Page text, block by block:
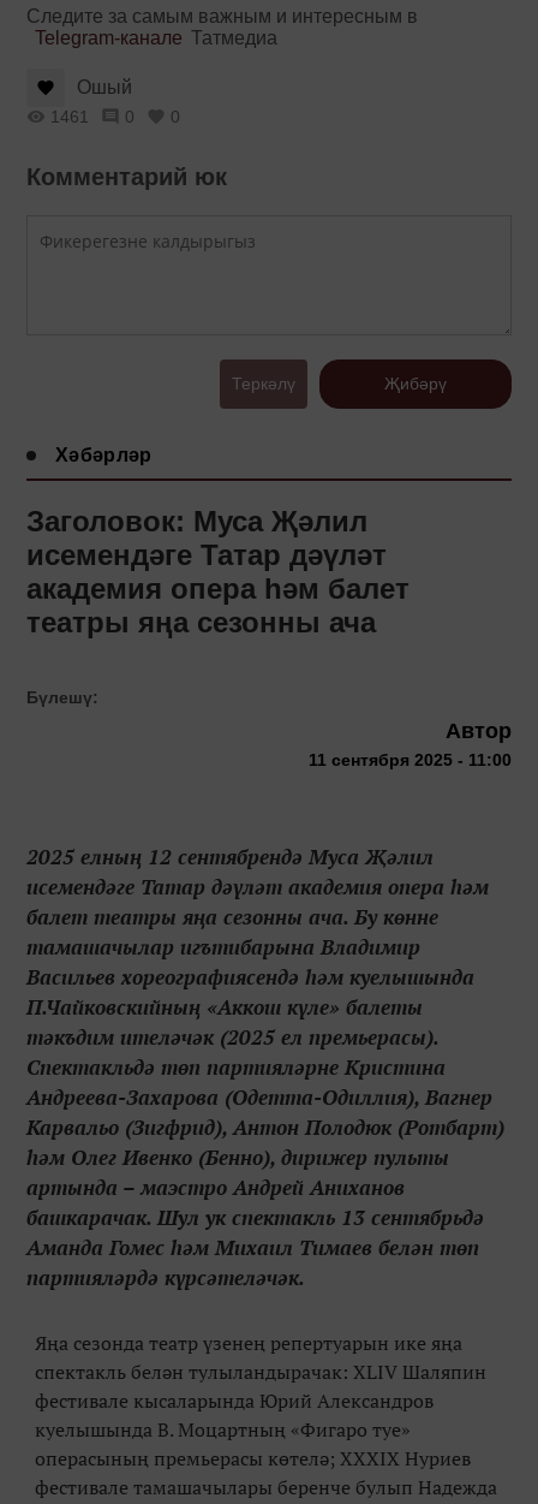
Следите за самым важным и интересным в
Telegram-канале Татмедиа
Ошый
1461 0 0
Комментарий юк
Теркәлү Җибәрү
Хәбәрләр
Заголовок: Муса Җәлил
исемендәге Татар дәүләт
академия опера һәм балет
театры яңа сезонны ача
Бүлешү:
Автор
11 сентября 2025 - 11:00
2025 елның 12 сентябрендә Муса Җәлил
исемендәге Татар дәүләт академия опера һәм
балет театры яңа сезонны ача. Бу көнне
тамашачылар игътибарына Владимир
Васильев хореографиясендә һәм куелышында
П.Чайковскийның «Аккош күле» балеты
тәкъдим ителәчәк (2025 ел премьерасы).
Спектакльдә төп партияләрне Кристина
Андреева-Захарова (Одетта-Одиллия), Вагнер
Карвальо (Зигфрид), Антон Полодюк (Ротбарт)
һәм Олег Ивенко (Бенно), дирижер пульты
артында – маэстро Андрей Аниханов
башкарачак. Шул ук спектакль 13 сентябрьдә
Аманда Гомес һәм Михаил Тимаев белән төп
партияләрдә күрсәтеләчәк.
Яңа сезонда театр үзенең репертуарын ике яңа
спектакль белән тулыландырачак: XLIV Шаляпин
фестивале кысаларында Юрий Александров
куелышында В. Моцартның «Фигаро туе»
операсының премьерасы көтелә; XXXIX Нуриев
фестивале тамашачылары беренче булып Надежда